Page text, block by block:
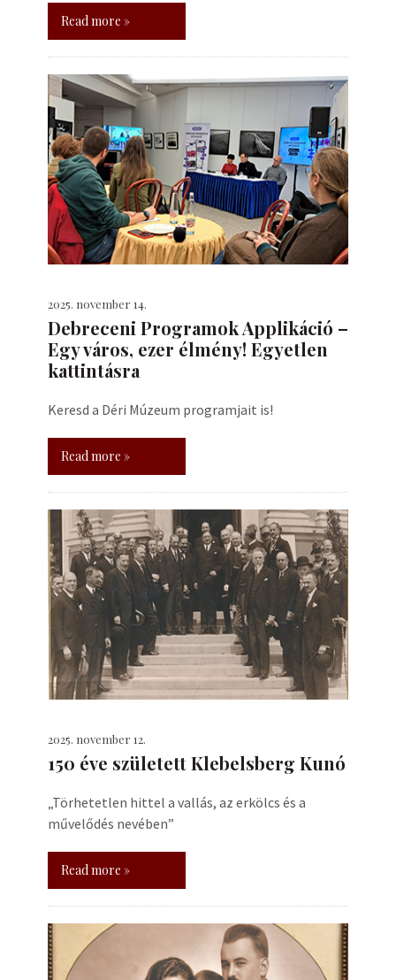
Read more »
2025. november 14.
Debreceni Programok Applikáció –
Egy város, ezer élmény! Egyetlen
kattintásra
Keresd a Déri Múzeum programjait is!
Read more »
2025. november 12.
150 éve született Klebelsberg Kunó
„Törhetetlen hittel a vallás, az erkölcs és a
művelődés nevében”
Read more »